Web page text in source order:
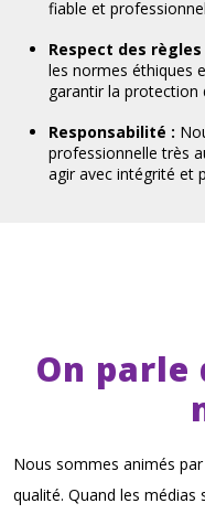
fiable et
Respect des règles
les normes éthiques
garantir la protection
Responsabilité :
professionnelle très
agir avec intégrité et
On parle
Nous sommes animés
qualité. Quand les médias